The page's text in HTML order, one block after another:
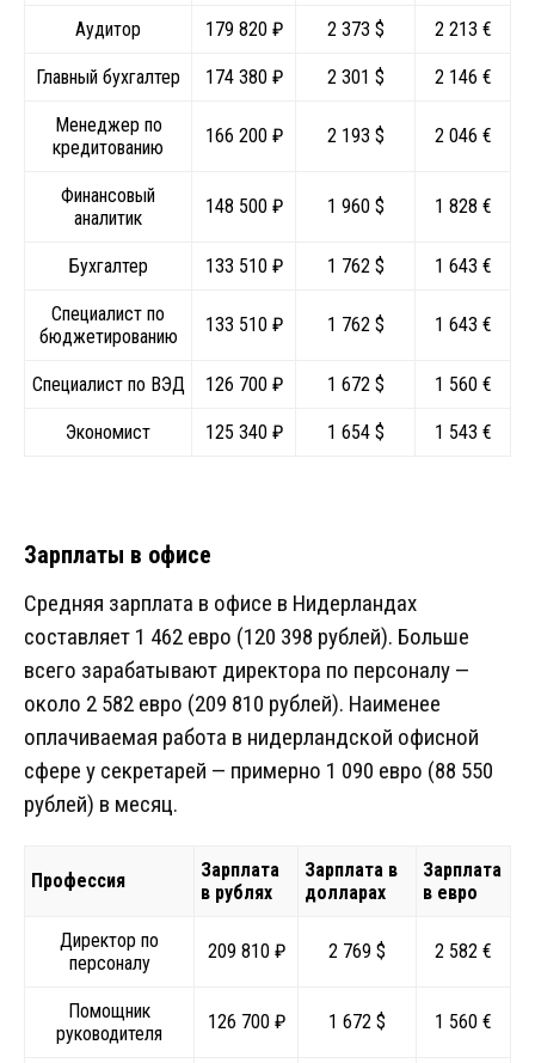
Аудитор 179 820 ₽ 2 373 $ 2 213 €
Главный бухгалтер 174 380 ₽ 2 301 $ 2 146 €
Менеджер по
кредитованию
166 200 ₽ 2 193 $ 2 046 €
Финансовый
аналитик
148 500 ₽ 1 960 $ 1 828 €
Бухгалтер 133 510 ₽ 1 762 $ 1 643 €
Специалист по
бюджетированию
133 510 ₽ 1 762 $ 1 643 €
Специалист по ВЭД 126 700 ₽ 1 672 $ 1 560 €
Экономист 125 340 ₽ 1 654 $ 1 543 €
Зарплаты в офисе
Средняя зарплата в офисе в Нидерландах
составляет 1 462 евро (120 398 рублей). Больше
всего зарабатывают директора по персоналу —
около 2 582 евро (209 810 рублей). Наименее
оплачиваемая работа в нидерландской офисной
сфере у секретарей — примерно 1 090 евро (88 550
рублей) в месяц.
Профессия
Зарплата
в рублях
Зарплата в
долларах
Зарплата
в евро
Директор по
персоналу
209 810 ₽ 2 769 $ 2 582 €
Помощник
руководителя
126 700 ₽ 1 672 $ 1 560 €